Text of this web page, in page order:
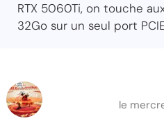
RTX 5060Ti, on touche
32Go sur un seul port
le